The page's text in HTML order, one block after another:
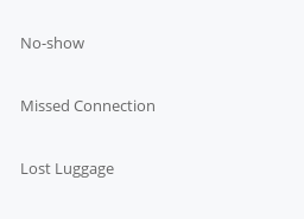
No-show
Missed Connection
Lost Luggage